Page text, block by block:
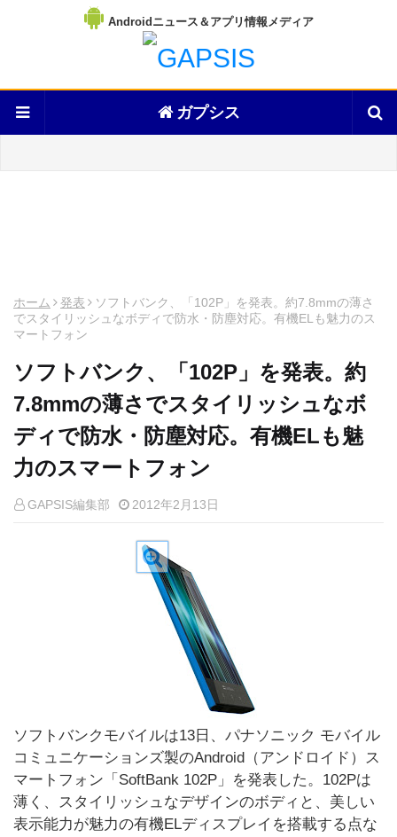
Androidニュース＆アプリ情報メディア
ガプシス
ホーム 発表
ソフトバンク、「102P」を発表。約7.8mmの薄さ
でスタイリッシュなボディで防水・防塵対応。有機ELも魅力のス
マートフォン
ソフトバンク、「102P」を発表。約
7.8mmの薄さでスタイリッシュなボ
ディで防水・防塵対応。有機ELも魅
力のスマートフォン
GAPSIS編集部 2012年2月13日
ソフトバンクモバイルは13日、パナソニック モバイル
コミュニケーションズ製のAndroid（アンドロイド）ス
マートフォン「SoftBank 102P」を発表した。102Pは
薄く、スタイリッシュなデザインのボディと、美しい
表示能力が魅力の有機ELディスプレイを搭載する点な